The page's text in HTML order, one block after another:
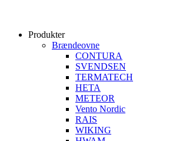
Produkter
Brændeovne
CONTURA
SVENDSEN
TERMATECH
HETA
METEOR
Vento Nordic
RAIS
WIKING